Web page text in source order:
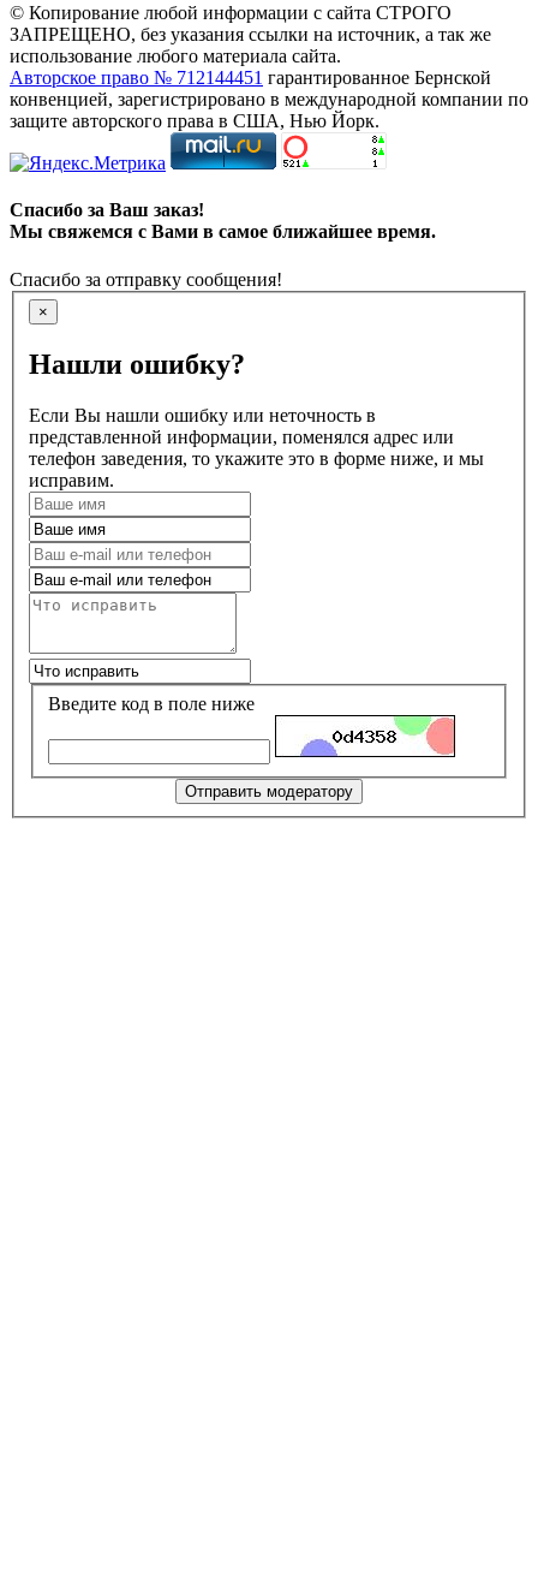
© Копирование любой информации с сайта СТРОГО
ЗАПРЕЩЕНО, без указания ссылки на источник, а так же
использование любого материала сайта.
Авторское право № 712144451 гарантированное Бернской
конвенцией, зарегистрировано в международной компании по
защите авторского права в США, Нью Йорк.
Спасибо за Ваш заказ!
Мы свяжемся с Вами в самое ближайшее время.
Спасибо за отправку сообщения!
×
Нашли ошибку?
Если Вы нашли ошибку или неточность в
представленной информации, поменялся адрес или
телефон заведения, то укажите это в форме ниже, и мы
исправим.
Введите код в поле ниже
Отправить модератору